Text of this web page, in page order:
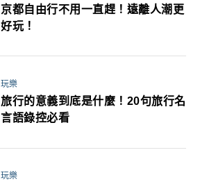
京都自由行不用一直趕！遠離人潮更
好玩！
玩樂
旅行的意義到底是什麼！20句旅行名
言語錄控必看
玩樂